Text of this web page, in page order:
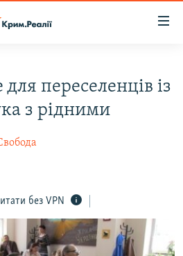
переселенців із
з рідними
без VPN